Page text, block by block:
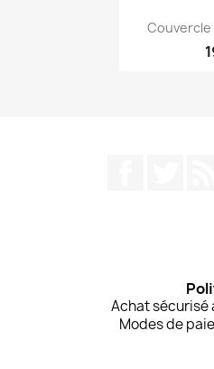

Couvercle
Achat sécurisé
Modes de